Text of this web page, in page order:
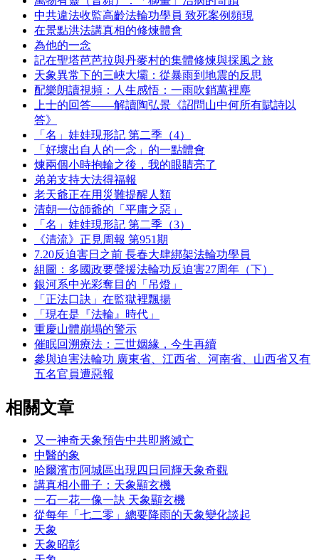
中共違法收監高齡法輪功學員 致死案例頻現
在景點洪法講真相的修煉體會
為他的一念
記在聖塔芭芭拉與丹麥村的集體修煉與採風之旅
天象異常下的三峽大壩：從暴雨到地震的反思
配樂朗讀視頻：人生感悟：一雨吹銷萬裡塵
上士的回答——解讀陶弘景《詔問山中何所有賦詩以
答》
「名」娃娃現形記 第二季（4）
「好壞出自人的一念」的一點體會
煉兩個小時抱輪之後，我的眼睛亮了
弟弟支持大法得福報
老天爺正在用災難提醒人類
清朝一位師爺的「平庸之惡」
「名」娃娃現形記 第二季（3）
《清流》正見周報 第951期
7.20反迫害日之前 長春大肆綁架法輪功學員
組圖：多國政要聲援法輪功反迫害27周年（下）
銀河系中光彩奪目的「吊燈」
「正法口訣」在監獄裡飄揚
「現在是『法輪』時代」
重慶山體崩塌的警示
催眠回溯療法：三世姻緣，今生再續
參與迫害法輪功 廣東省、江西省、河南省、山西省又有
五名官員遭惡報
相關文章
又一神奇天象預告中共即將滅亡
中醫的象
哈爾濱市阿城區出現四日同輝天象奇觀
講真相小冊子：天象顯玄機
一石一花一像一訣 天象顯玄機
從每年「七二零」總要降雨的天象變化談起
天象
天象昭彰